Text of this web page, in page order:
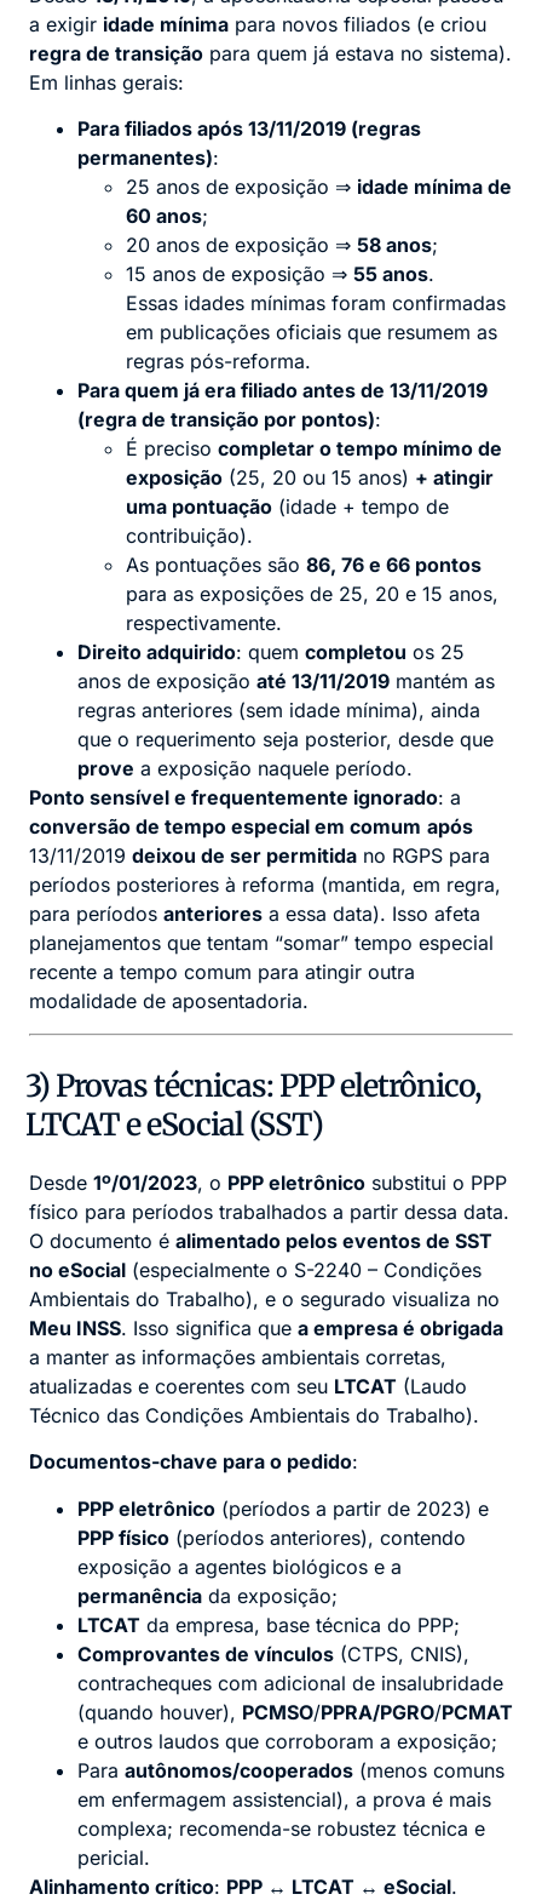
a exigir idade mínima para novos filiados (e criou
regra de transição para quem já estava no sistema).
Em linhas gerais:
Para filiados após 13/11/2019 (regras
permanentes):
25 anos de exposição ⇒ idade mínima de
60 anos;
20 anos de exposição ⇒ 58 anos;
15 anos de exposição ⇒ 55 anos.
Essas idades mínimas foram confirmadas
em publicações oficiais que resumem as
regras pós-reforma.
Para quem já era filiado antes de 13/11/2019
(regra de transição por pontos):
É preciso completar o tempo mínimo de
exposição (25, 20 ou 15 anos) + atingir
uma pontuação (idade + tempo de
contribuição).
As pontuações são 86, 76 e 66 pontos
para as exposições de 25, 20 e 15 anos,
respectivamente.
Direito adquirido: quem completou os 25
anos de exposição até 13/11/2019 mantém as
regras anteriores (sem idade mínima), ainda
que o requerimento seja posterior, desde que
prove a exposição naquele período.
Ponto sensível e frequentemente ignorado: a
conversão de tempo especial em comum após
13/11/2019 deixou de ser permitida no RGPS para
períodos posteriores à reforma (mantida, em regra,
para períodos anteriores a essa data). Isso afeta
planejamentos que tentam “somar” tempo especial
recente a tempo comum para atingir outra
modalidade de aposentadoria.
3) Provas técnicas: PPP eletrônico,
LTCAT e eSocial (SST)
Desde 1º/01/2023, o PPP eletrônico substitui o PPP
físico para períodos trabalhados a partir dessa data.
O documento é alimentado pelos eventos de SST
no eSocial (especialmente o S-2240 – Condições
Ambientais do Trabalho), e o segurado visualiza no
Meu INSS. Isso significa que a empresa é obrigada
a manter as informações ambientais corretas,
atualizadas e coerentes com seu LTCAT (Laudo
Técnico das Condições Ambientais do Trabalho).
Documentos-chave para o pedido:
PPP eletrônico (períodos a partir de 2023) e
PPP físico (períodos anteriores), contendo
exposição a agentes biológicos e a
permanência da exposição;
LTCAT da empresa, base técnica do PPP;
Comprovantes de vínculos (CTPS, CNIS),
contracheques com adicional de insalubridade
(quando houver), PCMSO/PPRA/PGRO/PCMAT
e outros laudos que corroboram a exposição;
Para autônomos/cooperados (menos comuns
em enfermagem assistencial), a prova é mais
complexa; recomenda-se robustez técnica e
pericial.
Alinhamento crítico: PPP ↔ LTCAT ↔ eSocial.